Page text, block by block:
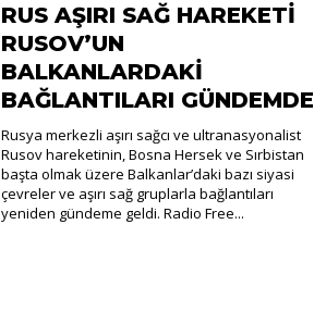
RUS AŞIRI SAĞ HAREKETİ
RUSOV’UN
BALKANLARDAKİ
BAĞLANTILARI GÜNDEMDE
Rusya merkezli aşırı sağcı ve ultranasyonalist
Rusov hareketinin, Bosna Hersek ve Sırbistan
başta olmak üzere Balkanlar’daki bazı siyasi
çevreler ve aşırı sağ gruplarla bağlantıları
yeniden gündeme geldi. Radio Free...